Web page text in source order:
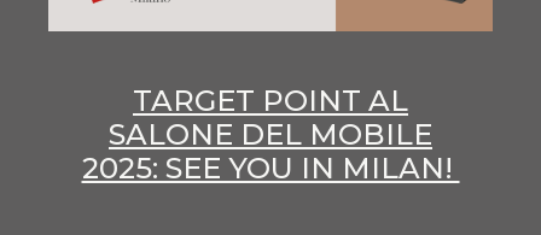
TARGET POINT AL
SALONE DEL MOBILE
2025: SEE YOU IN MILAN!